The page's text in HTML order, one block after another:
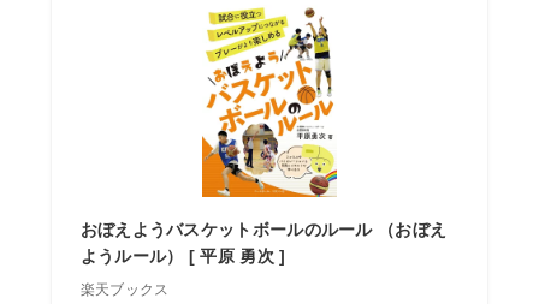
おぼえようバスケットボールのルール （おぼえ
ようルール） [ 平原 勇次 ]
楽天ブックス